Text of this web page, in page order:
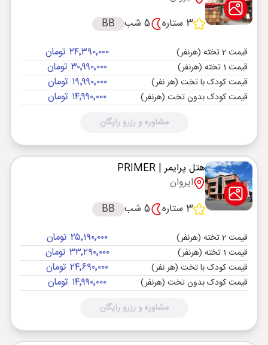
3 ستاره
5 شب BB
قیمت 2 تخته (هرنفر) ۲۴٬۳۹۰٬۰۰۰ تومان
قیمت 1 تخته (هرنفر) ۳۰٬۹۹۰٬۰۰۰ تومان
قیمت کودک با تخت (هر نفر) ۱۹٬۹۹۰٬۰۰۰ تومان
قیمت کودک بدون تخت (هرنفر) ۱۴٬۹۹۰٬۰۰۰ تومان
مشاوره و رزرو رایگان
هتل پرایمر| PRIMER
ایروان
3 ستاره
5 شب BB
قیمت 2 تخته (هرنفر) ۲۵٬۱۹۰٬۰۰۰ تومان
قیمت 1 تخته (هرنفر) ۳۳٬۲۹۰٬۰۰۰ تومان
قیمت کودک با تخت (هر نفر) ۲۴٬۶۹۰٬۰۰۰ تومان
قیمت کودک بدون تخت (هرنفر) ۱۴٬۹۹۰٬۰۰۰ تومان
مشاوره و رزرو رایگان